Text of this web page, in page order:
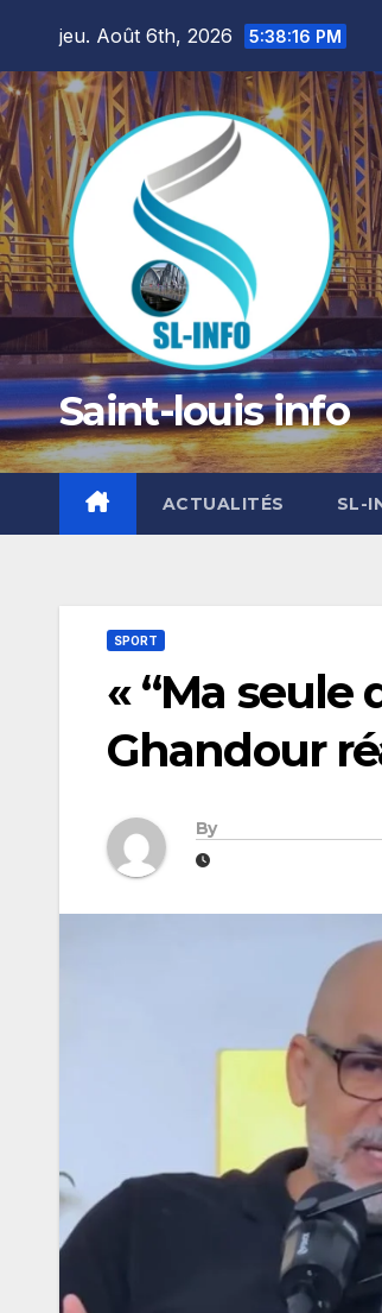
content
jeu. Août 6th, 2026 5:38:18 PM
Saint-louis info
ACTUALITÉS SL-
SPORT
« “Ma seule
Ghandour
By